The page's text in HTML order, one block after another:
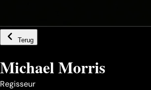
Terug
Michael Morris
Regisseur